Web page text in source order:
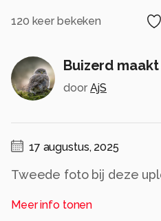
120 keer bekeken
Buizerd
door AjS
17 augustus, 2025
Tweede foto bij deze
Alle rechten voorbehouden
Meer info tonen